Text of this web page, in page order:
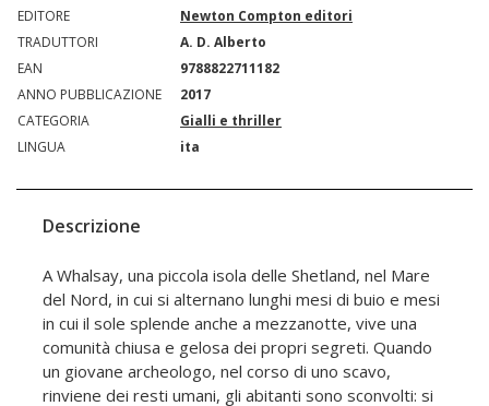
EDITORE
Newton Compton editori
TRADUTTORI
A. D. Alberto
EAN
9788822711182
ANNO PUBBLICAZIONE
2017
CATEGORIA
Gialli e thriller
LINGUA
ita
Descrizione
A Whalsay, una piccola isola delle Shetland, nel Mare
del Nord, in cui si alternano lunghi mesi di buio e mesi
in cui il sole splende anche a mezzanotte, vive una
comunità chiusa e gelosa dei propri segreti. Quando
un giovane archeologo, nel corso di uno scavo,
rinviene dei resti umani, gli abitanti sono sconvolti: si